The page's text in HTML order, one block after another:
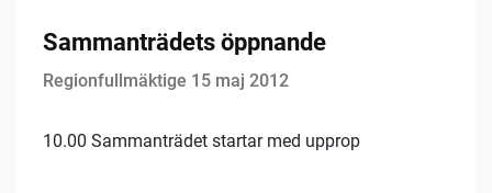
Sammanträdets öppnande
Regionfullmäktige 15 maj 2012
10.00 Sammanträdet startar med upprop